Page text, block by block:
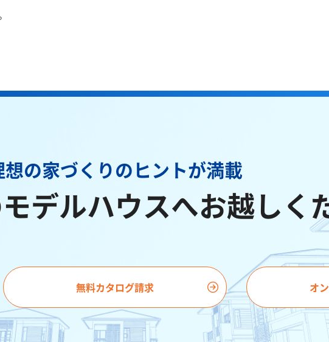
想の家づくりのヒントが満載
デルハウスへお越しく
無料カタログ請求 オ